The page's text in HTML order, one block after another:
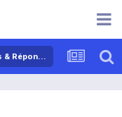
Sony Ericsson Xperia Arc - Aides, Questions & Réponses